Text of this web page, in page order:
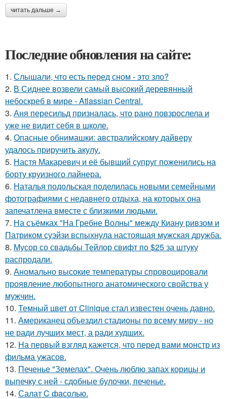
читать дальше →
Последние обновления на сайте:
1. Слышали, что есть перед сном - это зло?
2. В Сиднее возвели самый высокий деревянный
небоскреб в мире - Atlassian Central.
3. Аня пересильд призналась, что рано повзрослела и
уже не видит себя в школе.
4. Опасные обнимашки: австралийскому дайверу
удалось приручить акулу.
5. Настя Макаревич и её бывший супруг поженились на
борту круизного лайнера.
6. Наталья подольская поделилась новыми семейными
фотографиями с недавнего отдыха, на которых она
запечатлена вместе с близкими людьми.
7. На съёмках "На Гребне Волны" между Киану ривзом и
Патриком суэйзи вспыхнула настоящая мужская дружба.
8. Мусор со свадьбы Тейлор свифт по $25 за штуку
распродали.
9. Аномально высокие температуры спровоцировали
проявление любопытного анатомического свойства у
мужчин.
10. Темный цвет от Clinique стал известен очень давно.
11. Американец объездил стадионы по всему миру - но
не ради лучших мест, а ради худших.
12. На первый взгляд кажется, что перед вами монстр из
фильма ужасов.
13. Печенье "Земелах". Очень люблю запах корицы и
выпечку с ней - сдобные булочки, печенье.
14. Салат C фaсoлью.